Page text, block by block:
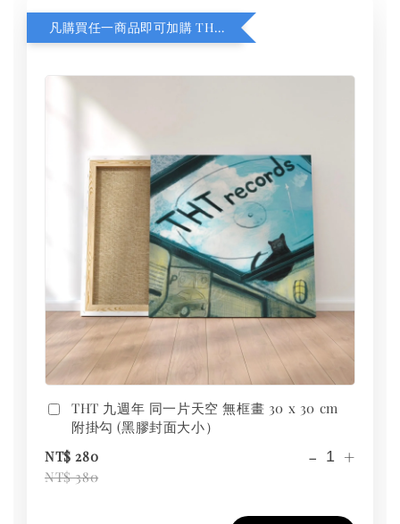
凡購買任一商品即可加購 THT 九週年 同一片天空 無框畫 30 x 30 cm 附掛勾 (黑膠封面大小）
THT 九週年 同一片天空 無框畫 30 x 30 cm
附掛勾 (黑膠封面大小）
NT$ 280
NT$ 380
- +